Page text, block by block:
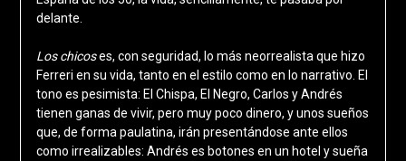
delante.
Los chicoses, con seguridad, lo más neorrealista que hizo
Ferreri en su vida, tanto en el estilo como en lo narrativo. El
tono es pesimista: El Chispa, El Negro, Carlos y Andrés
tienen ganas de vivir, pero muy poco dinero, y unos sueños
que, de forma paulatina, irán presentándose ante ellos
como irrealizables: Andrés es botones en un hotel y sueña